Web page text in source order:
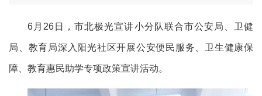
6月26日，市北极光宣讲小分队联合市公安局、卫健
局、教育局深入阳光社区开展公安便民服务、卫生健康保
障、教育惠民助学专项政策宣讲活动。